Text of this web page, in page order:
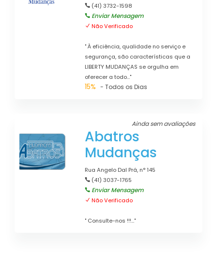
(41) 3732-1598
Enviar Mensagem
Não Verificado
" À eficiência, qualidade no serviço e
segurança, são características que a
LIBERTY MUDANÇAS se orgulha em
oferecer a todo..."
15% - Todos os Dias
Ainda sem avaliações
Abatros
Mudanças
Rua Angelo Dal Prá, n° 145
(41) 3037-1765
Enviar Mensagem
Não Verificado
" Consulte-nos !!!..."